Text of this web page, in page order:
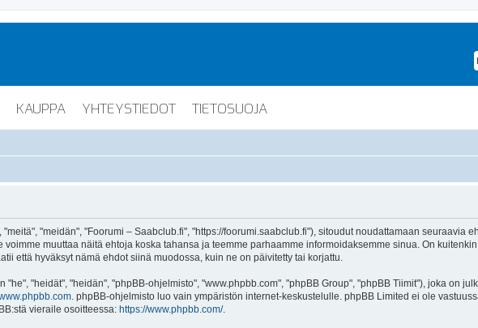
KAUPPA YHTEYSTIEDOT TIETOSUOJA
"meidän", "Foorumi – Saabclub.fi", "https://foorumi.saabclub.fi"), sitoudut noudattamaan seuraavia
muuttaa näitä ehtoja koska tahansa ja teemme parhaamme informoidaksemme sinua. On
että hyväksyt nämä ehdot siinä muodossa, kuin ne on päivitetty tai korjattu.
"heidät", "heidän", "phpBB-ohjelmisto", "www.phpbb.com", "phpBB Group", "phpBB Tiimit"), joka on
. phpBB-ohjelmisto luo vain ympäristön internet-keskustelulle. phpBB Limited ei ole
vieraile osoitteessa: https://www.phpbb.com/.